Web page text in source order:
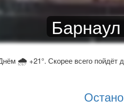
Барнаул
🌧 +21°. Скорее всего пойдёт